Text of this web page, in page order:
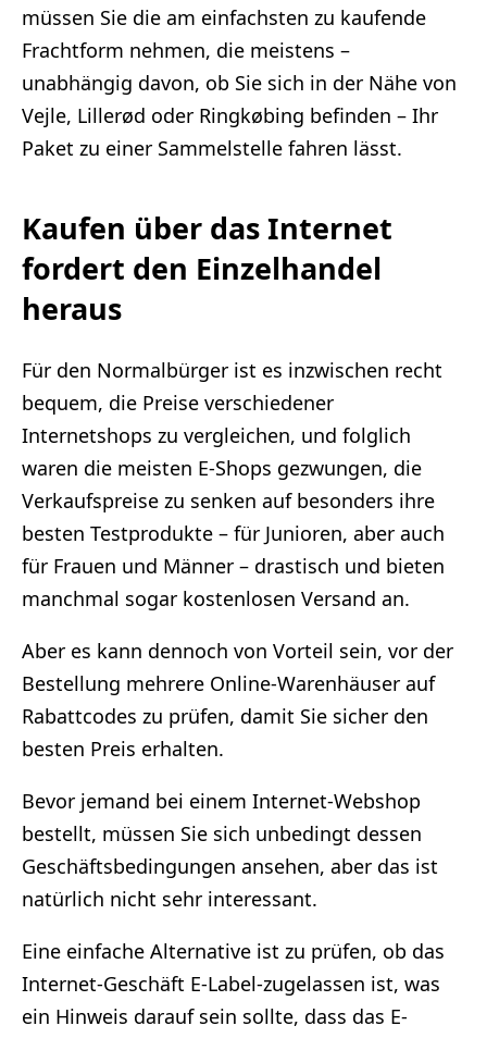
müssen Sie die am einfachsten zu kaufende
Frachtform nehmen, die meistens –
unabhängig davon, ob Sie sich in der Nähe von
Vejle, Lillerød oder Ringkøbing befinden – Ihr
Paket zu einer Sammelstelle fahren lässt.
Kaufen über das Internet
fordert den Einzelhandel
heraus
Für den Normalbürger ist es inzwischen recht
bequem, die Preise verschiedener
Internetshops zu vergleichen, und folglich
waren die meisten E-Shops gezwungen, die
Verkaufspreise zu senken auf besonders ihre
besten Testprodukte – für Junioren, aber auch
für Frauen und Männer – drastisch und bieten
manchmal sogar kostenlosen Versand an.
Aber es kann dennoch von Vorteil sein, vor der
Bestellung mehrere Online-Warenhäuser auf
Rabattcodes zu prüfen, damit Sie sicher den
besten Preis erhalten.
Bevor jemand bei einem Internet-Webshop
bestellt, müssen Sie sich unbedingt dessen
Geschäftsbedingungen ansehen, aber das ist
natürlich nicht sehr interessant.
Eine einfache Alternative ist zu prüfen, ob das
Internet-Geschäft E-Label-zugelassen ist, was
ein Hinweis darauf sein sollte, dass das E-